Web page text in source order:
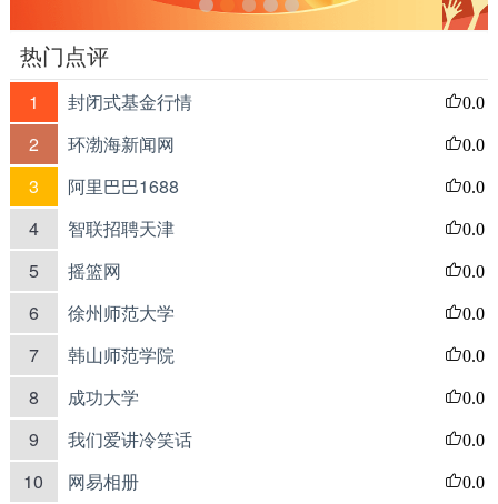
热门点评
1 封闭式基金行情 0.0
2 环渤海新闻网 0.0
3 阿里巴巴1688 0.0
4 智联招聘天津 0.0
5 摇篮网 0.0
6 徐州师范大学 0.0
7 韩山师范学院 0.0
8 成功大学 0.0
9 我们爱讲冷笑话 0.0
10 网易相册 0.0